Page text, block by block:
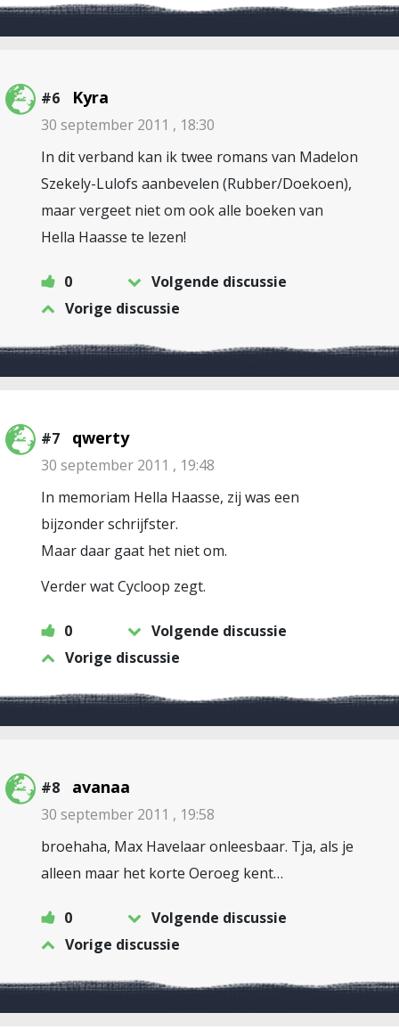
#6 Kyra
30 september 2011 , 18:30
In dit verband kan ik twee romans van Madelon
Szekely-Lulofs aanbevelen (Rubber/Doekoen),
maar vergeet niet om ook alle boeken van
Hella Haasse te lezen!
0
Volgende discussie
Vorige discussie
#7 qwerty
30 september 2011 , 19:48
In memoriam Hella Haasse, zij was een
bijzonder schrijfster.
Maar daar gaat het niet om.
Verder wat Cycloop zegt.
0
Volgende discussie
Vorige discussie
#8 avanaa
30 september 2011 , 19:58
broehaha, Max Havelaar onleesbaar. Tja, als je
alleen maar het korte Oeroeg kent…
0
Volgende discussie
Vorige discussie